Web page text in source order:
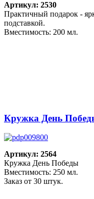
Артикул: 2530
Практичный подарок -
подставкой.
Вместимость: 200 мл.
Кружка День
Артикул: 2564
Кружка День Победы
Вместимость: 250 мл.
Заказ от 30 штук.